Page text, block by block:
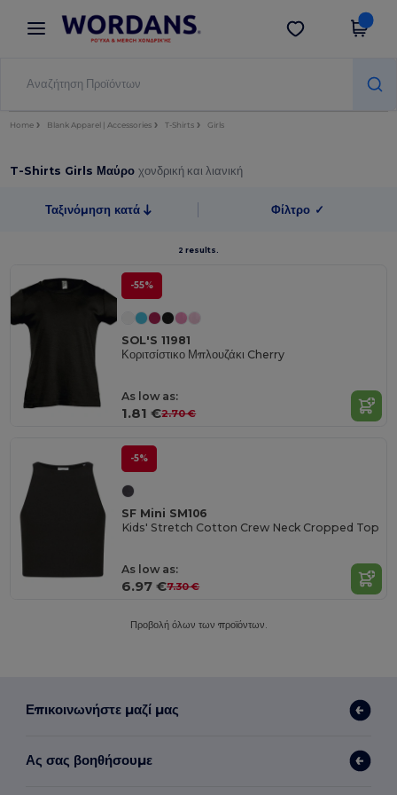
× Εφαρμογή Wordans
Καλύτερες τιμές στην εφαρμογή!
Λήψη app
Home Blank Apparel | Accessories T-Shirts Girls
T-Shirts Girls Μαύροχονδρική και λιανική
Ταξινόμηση κατά Φίλτρο ✓
2 results.
-55%
SOL'S 11981
Κοριτσίστικο Μπλουζάκι Cherry
As low as:
1.81 €2.70 €
-5%
SF Mini SM106
Kids' Stretch Cotton Crew Neck Cropped Top
As low as:
6.97 €7.30 €
Προβολή όλων των προϊόντων.
Επικοινωνήστε μαζί μας
Ας σας βοηθήσουμε